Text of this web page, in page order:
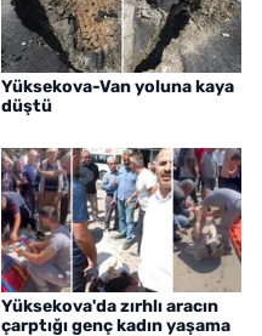
Yüksekova-Van yoluna kaya
düştü
Yüksekova'da zırhlı aracın
çarptığı genç kadın yaşama